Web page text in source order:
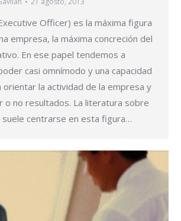
Officer) es la máxima figura
empresa, la máxima concreción del
En ese papel tendemos a
casi omnímodo y una capacidad
orientar la actividad de la empresa y
o no resultados. La literatura sobre
suele centrarse en esta figura…